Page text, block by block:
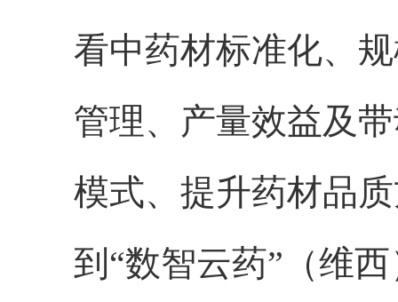
看中药材标准化、
管理、产量效益及
模式、提升药材品
到“数智云药”（维